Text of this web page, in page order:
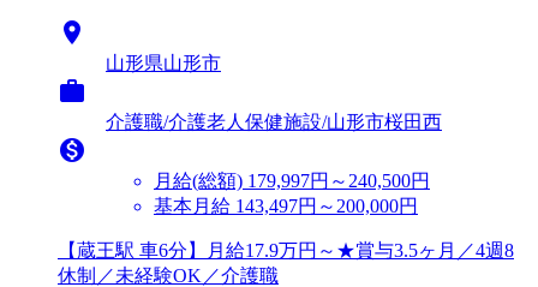

山形県山形市

介護職/介護老人保健施設/山形市桜田西

月給(総額) 179,997円～240,500円
基本月給 143,497円～200,000円
【蔵王駅 車6分】月給17.9万円～★賞与3.5ヶ月／4週8
休制／未経験OK／介護職